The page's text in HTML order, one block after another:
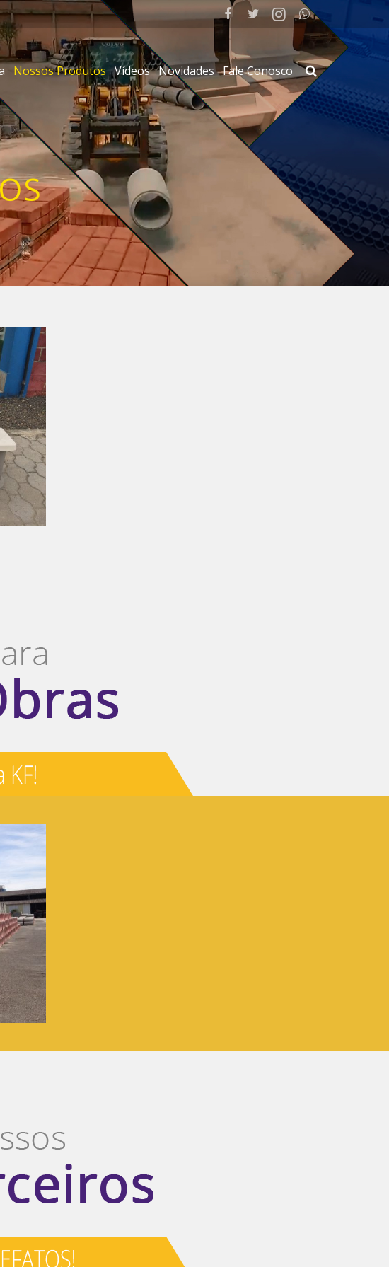
Nossos Produtos Vídeos Novidades Fale Conosco